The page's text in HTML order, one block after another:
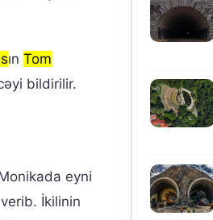
ın Tom
bildirilir.
eyni
İkilinin